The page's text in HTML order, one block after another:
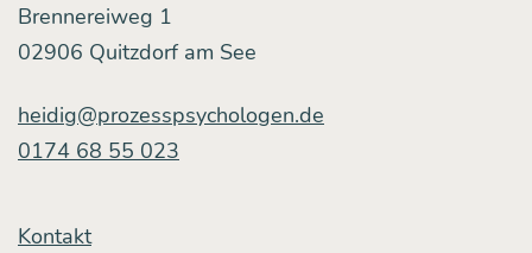
Brennereiweg 1
02906 Quitzdorf am See
heidig@prozesspsychologen.de
0174 68 55 023
Kontakt